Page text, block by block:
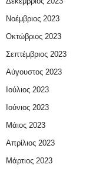
Νοέμβριος 2023
Οκτώβριος 2023
Σεπτέμβριος 2023
Αύγουστος 2023
Ιούλιος 2023
Ιούνιος 2023
Μάιος 2023
Απρίλιος 2023
Μάρτιος 2023